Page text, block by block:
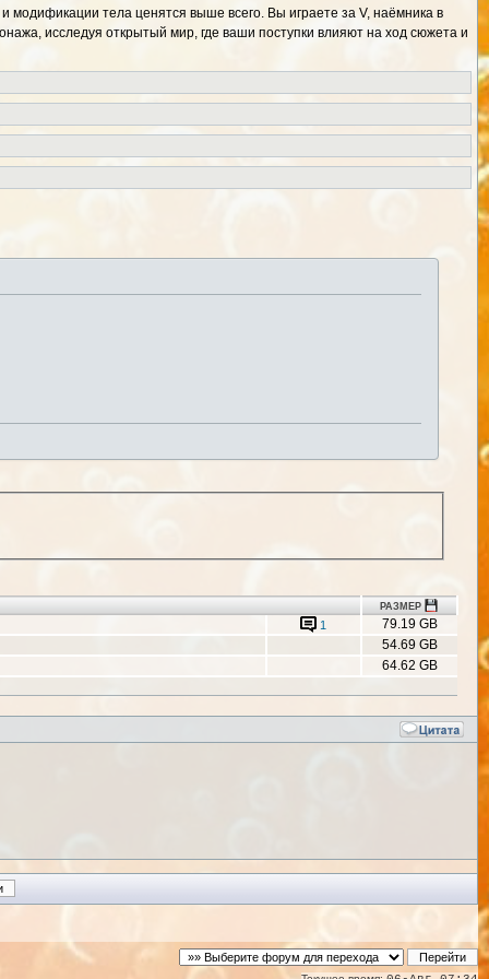
модификации тела ценятся выше всего. Вы играете за V, наёмника в
исследуя открытый мир, где ваши поступки влияют на ход сюжета и
РАЗМЕР
1
79.19 GB
54.69 GB
64.62 GB